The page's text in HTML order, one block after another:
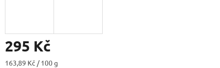
295 Kč
Měrná
163,89 Kč / 100 g